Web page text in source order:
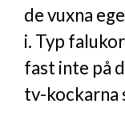
de vuxna
i. Typ
fast inte på
tv-kockarna